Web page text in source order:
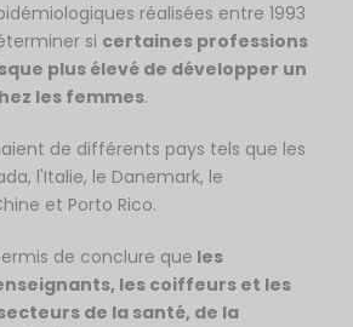
réalisées entre 1993
si certaines professions
plus élevé de développer un
les femmes.
de différents pays tels que les
l'Italie, le Danemark, le
et Porto Rico.
de conclure que les
les coiffeurs et les
de la santé, de la